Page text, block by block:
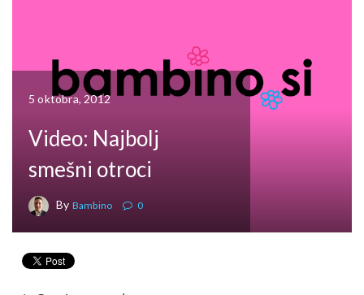
5 oktobra, 2012
Video: Najbolj
smešni otroci
By Bambino 0